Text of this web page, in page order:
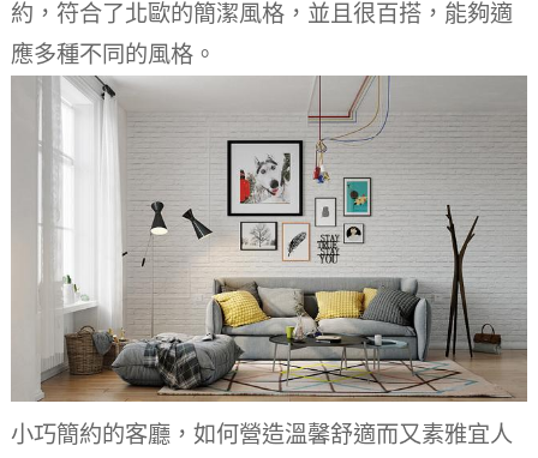
約，符合了北歐的簡潔風格，並且很百搭，能夠適
應多種不同的風格。
小巧簡約的客廳，如何營造溫馨舒適而又素雅宜人